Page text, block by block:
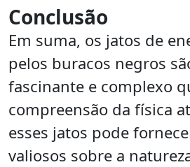
Conclusão
Em suma, os jatos de
pelos buracos negros
fascinante e complexo
compreensão da física
esses jatos pode
valiosos sobre a